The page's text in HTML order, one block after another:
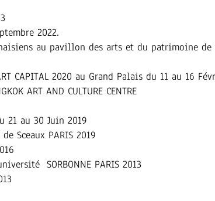
2022.
au pavillon des arts et du patrimoine de
CAPITAL 2020 au Grand Palais du 11 au 16
ART AND CULTURE CENTRE
21 au 30 Juin 2019
Sceaux PARIS 2019
SORBONNE PARIS 2013